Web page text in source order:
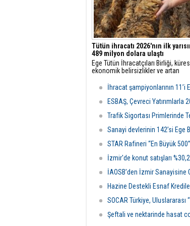
Tütün ihracatı 2026'nın ilk
489 milyon dolara ulaştı
Ege Tütün İhracatçıları Birliği,
ekonomik belirsizlikler ve artan
ayında ihracatını yüzde 4 artırarak
milyon dolara çıkardı ve istikrarlı
büyümesini sürdürdü.
İhracat şampiyonlarının 11’i
ESBAŞ, Çevreci Yatırımlarla
Trafik Sigortası Primlerinde
Sanayi devlerinin 142’si Ege
STAR Rafineri “En Büyük
İzmir'de konut satışları
İAOSB’den İzmir Sanayisine
Hazine Destekli Esnaf
SOCAR Türkiye, Uluslararası
Şeftali ve nektarinde hasat